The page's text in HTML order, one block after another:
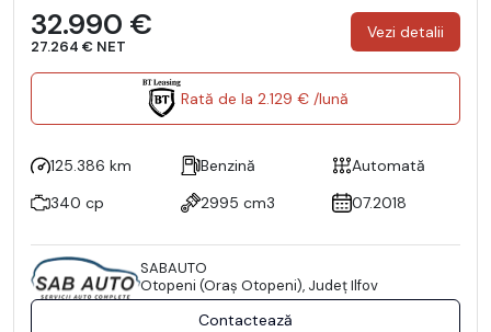
32.990 €
27.264 € NET
Vezi detalii
Rată de la 2.129 € /lună
125.386 km Benzină
Automată
340 cp
2995 cm3 07.2018
SABAUTO
Otopeni (Oraş Otopeni), Județ Ilfov
Contactează